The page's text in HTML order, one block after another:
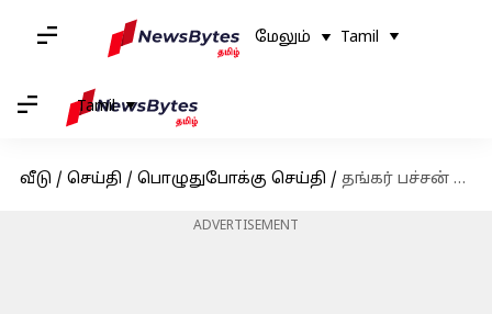
மேலும் Tamil
Tamil
வீடு / செய்தி / பொழுதுபோக்கு செய்தி / தங்கர் பச்சன் இயக்கத்தில் அருவி: அதிதி பாலனின் 'கருமேகங்கள் கலைகின்றன'
ADVERTISEMENT